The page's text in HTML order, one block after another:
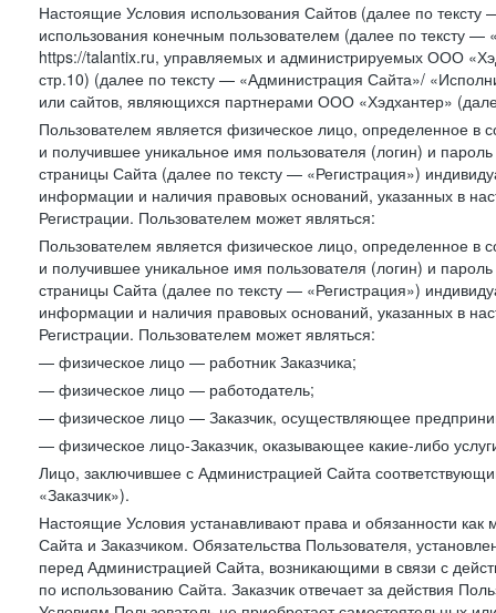
Настоящие Условия использования Сайтов (далее по
использования конечным пользователем (далее по тексту
https://talantix.ru, управляемых и администрируемых ООО
стр.10) (далее по тексту — «Администрация Сайта»/
или сайтов, являющихся партнерами ООО «Хэдхантер»
Пользователем является физическое лицо, определенное в
и получившее уникальное имя пользователя (логин) и
страницы Сайта (далее по тексту — «Регистрация»)
информации и наличия правовых оснований, указанных в
Регистрации. Пользователем может являться:
Пользователем является физическое лицо, определенное в
и получившее уникальное имя пользователя (логин) и
страницы Сайта (далее по тексту — «Регистрация»)
информации и наличия правовых оснований, указанных в
Регистрации. Пользователем может являться:
— физическое лицо — работник Заказчика;
— физическое лицо — работодатель;
— физическое лицо — Заказчик, осуществляющее
— физическое лицо-Заказчик, оказывающее какие-либо
Лицо, заключившее с Администрацией Сайта
«Заказчик»).
Настоящие Условия устанавливают права и обязанности
Сайта и Заказчиком. Обязательства Пользователя,
перед Администрацией Сайта, возникающими в связи с
по использованию Сайта. Заказчик отвечает за действия